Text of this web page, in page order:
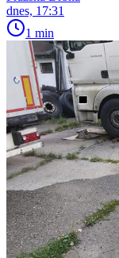
dnes, 17:31
1 min